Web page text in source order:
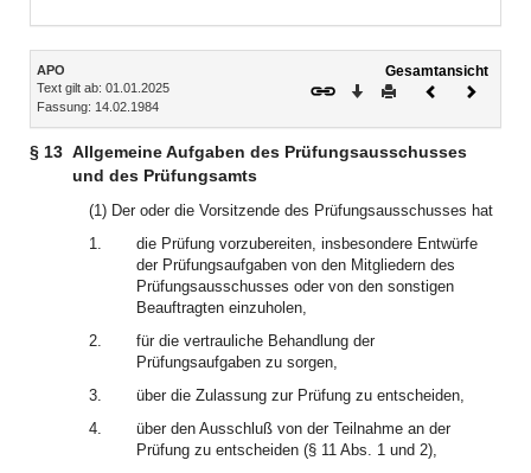
Inhalt
APO
Text gilt ab: 01.01.2025
Fassung: 14.02.1984
Gesamtansicht
Download
DruckenVorheriges
§ 13 Allgemeine Aufgaben des Prüfungsausschusses
und des Prüfungsamts
(1) Der oder die Vorsitzende des Prüfungsausschusses hat
1.
die Prüfung vorzubereiten, insbesondere Entwürfe
der Prüfungsaufgaben von den Mitgliedern des
Prüfungsausschusses oder von den sonstigen
Beauftragten einzuholen,
2.
für die vertrauliche Behandlung der
Prüfungsaufgaben zu sorgen,
3.
über die Zulassung zur Prüfung zu entscheiden,
4.
über den Ausschluß von der Teilnahme an der
Prüfung zu entscheiden (§ 11 Abs. 1 und 2),